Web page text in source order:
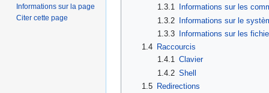
1.3.1
Informations sur les
1.3.2 Informations sur le
1.3.3
Informations sur les
1.4
Raccourcis
1.4.1 Clavier
1.4.2 Shell
1.5
Redirections
Informations sur la page
Citer cette page